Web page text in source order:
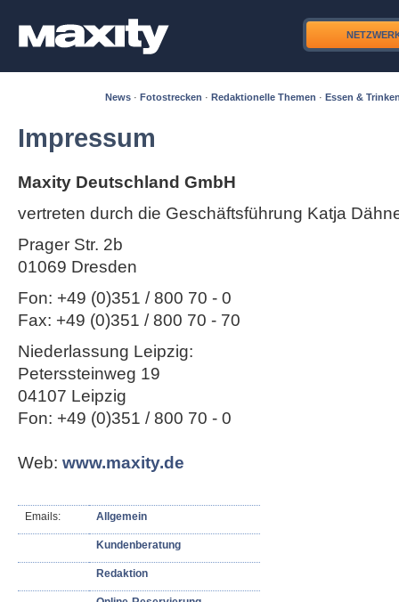
News · Fotostrecken · Redaktionelle Themen · Essen &
Impressum
Maxity Deutschland GmbH
vertreten durch die Geschäftsführung Katja
Prager Str. 2b
01069 Dresden
Fon: +49 (0)351 / 800 70 - 0
Fax: +49 (0)351 / 800 70 - 70
Niederlassung Leipzig:
Peterssteinweg 19
04107 Leipzig
Fon: +49 (0)351 / 800 70 - 0
Web: www.maxity.de
Emails: Allgemein
Kundenberatung
Redaktion